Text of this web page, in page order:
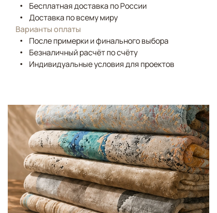
Бесплатная доставка по России
Доставка по всему миру
Варианты оплаты
После примерки и финального выбора
Безналичный расчёт по счёту
Индивидуальные условия для проектов